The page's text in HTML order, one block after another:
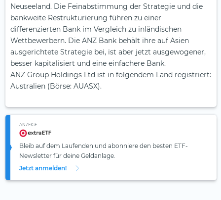
Neuseeland. Die Feinabstimmung der Strategie und die
bankweite Restrukturierung führen zu einer
differenzierten Bank im Vergleich zu inländischen
Wettbewerbern. Die ANZ Bank behält ihre auf Asien
ausgerichtete Strategie bei, ist aber jetzt ausgewogener,
besser kapitalisiert und eine einfachere Bank.
ANZ Group Holdings Ltd ist in folgendem Land registriert:
Australien (Börse: AUASX).
ANZEIGE
Bleib auf dem Laufenden und abonniere den besten ETF-
Newsletter für deine Geldanlage.
Jetzt anmelden!